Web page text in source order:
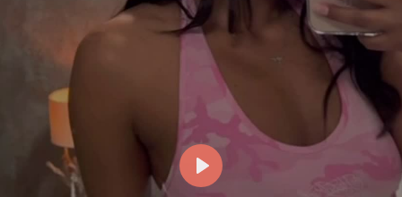
Reproducir